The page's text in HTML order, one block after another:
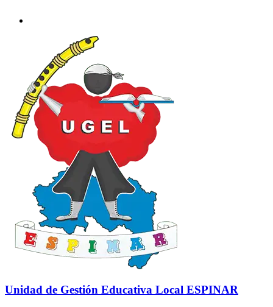
Unidad de Gestión Educativa Local ESPINAR